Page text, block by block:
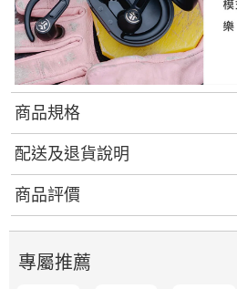
商品規格
配送及退貨說明
商品評價
專屬推薦